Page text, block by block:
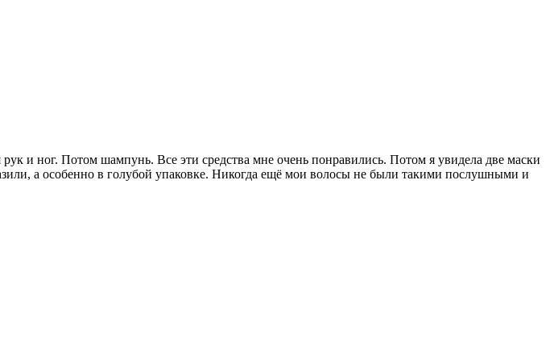
и ног. Потом шампунь. Все эти средства мне очень понравились. Потом я увидела две маски
а особенно в голубой упаковке. Никогда ещё мои волосы не были такими послушными и